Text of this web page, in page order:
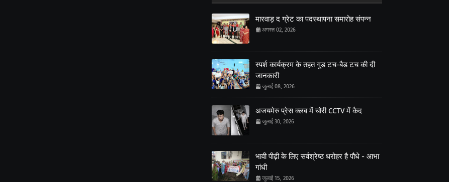
मारवाड़ द ग्रेट का पदस्थापना समारोह संपन्न
अगस्त 02, 2026
स्पर्श कार्यक्रम के तहत गुड टच-बैड टच की दी
जानकारी
जुलाई 08, 2026
अजयमेरु प्रेस क्लब में चोरी CCTV में कैद
जुलाई 30, 2026
भावी पीढ़ी के लिए सर्वश्रेष्ठ धरोहर है पौधे - आभा
गांधी
जुलाई 15, 2026